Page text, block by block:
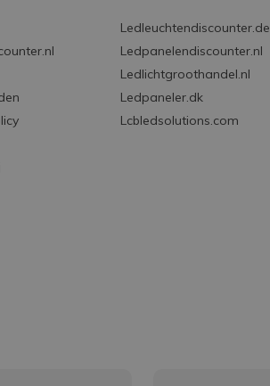
Ledleuchtendiscounter.de
Ledpanelendiscounter.nl
Ledlichtgroothandel.nl
Ledpaneler.dk
Lcbledsolutions.com